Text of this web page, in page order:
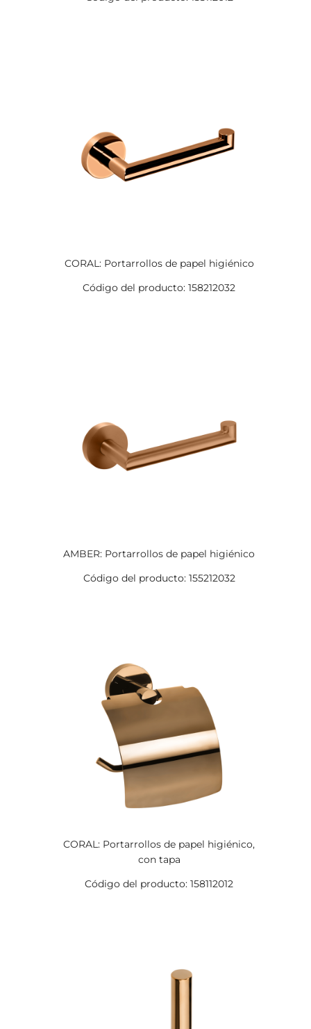
CORAL: Portarrollos de papel higiénico
Código del producto: 158212032
AMBER: Portarrollos de papel higiénico
Código del producto: 155212032
CORAL: Portarrollos de papel higiénico,
con tapa
Código del producto: 158112012